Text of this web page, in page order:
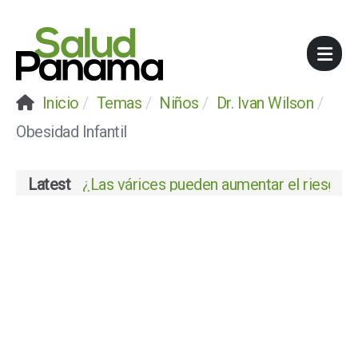
Inicio Temas Niños
Dr. Ivan Wilson
Obesidad Infantil
Latest ¿Las várices pueden aumentar el riesgo